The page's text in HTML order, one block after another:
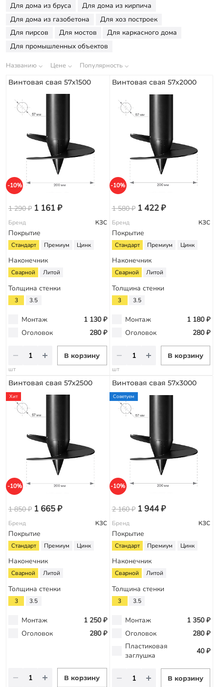
Калькулятор ЖБ свай
Заказать звонок
Для дома из бруса
Для дома из кирпича
Для дома из газобетона
Для хоз построек
Для пирсов
Для мостов
Для каркасного дома
Для промышленных объектов
Названию Цене Популярность
Винтовая свая 57х1500
-10%
1 290 ₽ 1 161 ₽
Бренд КЗС
Покрытие
Стандарт Премиум Цинк
Наконечник
Сварной Литой
Толщина стенки
3 3.5
Монтаж
1 130 ₽
Оголовок
280 ₽
В корзину
шт
Винтовая свая 57х2000
-10%
1 580 ₽ 1 422 ₽
Бренд КЗС
Покрытие
Стандарт Премиум Цинк
Наконечник
Сварной Литой
Толщина стенки
3 3.5
Монтаж
1 180 ₽
Оголовок
280 ₽
В корзину
шт
Винтовая свая 57х2500
-10%
Хит
1 850 ₽ 1 665 ₽
Бренд КЗС
Покрытие
Стандарт Премиум Цинк
Наконечник
Сварной Литой
Толщина стенки
3 3.5
Монтаж
1 250 ₽
Оголовок
280 ₽
В корзину
Винтовая свая 57х3000
-10%
Советуем
2 160 ₽ 1 944 ₽
Бренд КЗС
Покрытие
Стандарт Премиум Цинк
Наконечник
Сварной Литой
Толщина стенки
3 3.5
Монтаж
1 350 ₽
Оголовок
280 ₽
Пластиковая
заглушка
40 ₽
В корзину